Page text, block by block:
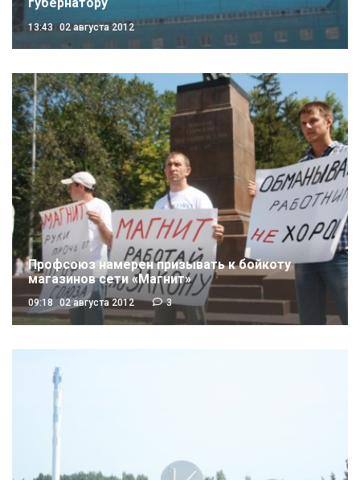
13:43 02 августа 2012
Профсоюз намерен призывать к бойкоту
магазинов сети «Магнит»
09:18 02 августа 2012 3